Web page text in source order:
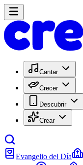
Cantar
Crecer
Descubrir
Crear
Evangelio del Día